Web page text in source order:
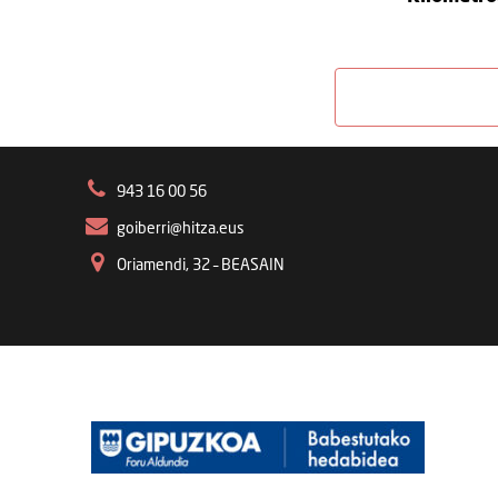
943 16 00 56
goiberri@hitza.eus
Oriamendi, 32 – BEASAIN